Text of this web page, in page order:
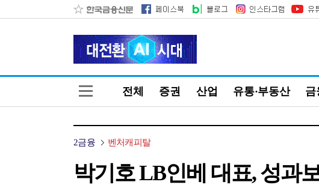
전체 증권 산업 유통·부동산 금
2금융 벤처캐피탈
박기호 LB인베 대표, 성과